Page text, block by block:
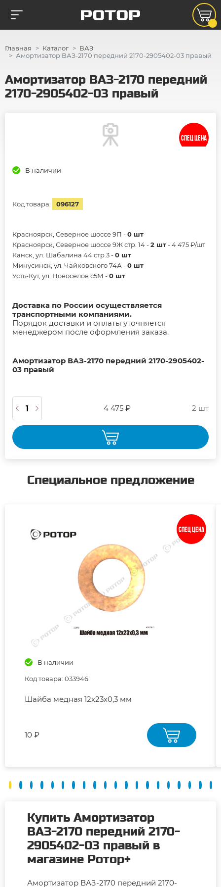
Главная Каталог
ВАЗ
Амортизатор ВАЗ-2170 передний 2170-2905402-03 правый
Амортизатор ВАЗ-2170 передний
2170-2905402-03 правый
СПЕЦ ЦЕНА
В наличии
Код товара: 096127
Красноярск, Северное шоссе 9П -0 шт
Красноярск, Северное шоссе 9Ж стр. 14 -2 шт- 4 475 ₽/шт
Канск, ул. Шабалина 44 стр.3 -0 шт
Минусинск, ул. Чайковского 74А -0 шт
Усть-Кут, ул. Новосёлов с5М -0 шт
Доставка по России осуществляется
транспортными компаниями.
Порядок доставки и оплаты уточняется
менеджером после оформления заказа.
Амортизатор ВАЗ-2170 передний 2170-2905402-
03 правый
4 475 ₽ 2 шт
Специальное предложение
Спец цена
В наличии
Код товара: 033946
Шайба медная 12х23х0,3 мм
10 ₽
Купить Амортизатор
ВАЗ-2170 передний 2170-
2905402-03 правый в
магазине Ротор+
Амортизатор ВАЗ-2170 передний 2170-